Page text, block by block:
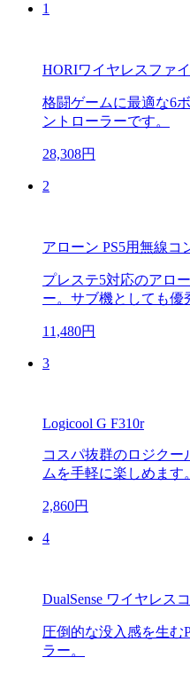
1
HORIワイヤレスファ
格闘ゲームに最適な6
ントローラーです。
28,308円
2
アローン PS5用無線コ
プレステ5対応のアロ
ー。サブ機としても優
11,480円
3
Logicool G F310r
コスパ抜群のロジクー
ムを手軽に楽しめます。
2,860円
4
DualSense ワイヤレス
圧倒的な没入感を生む
ラー。